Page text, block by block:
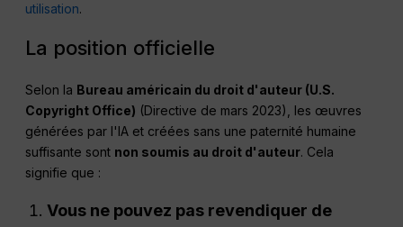
utilisation.
La position officielle
Selon la Bureau américain du droit d'auteur (U.S.
Copyright Office) (Directive de mars 2023), les œuvres
générées par l'IA et créées sans une paternité humaine
suffisante sont non soumis au droit d'auteur. Cela
signifie que :
Vous ne pouvez pas revendiquer de